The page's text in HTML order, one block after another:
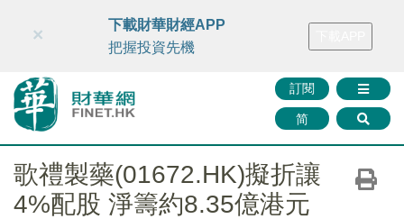
財華智庫網 FINTV FINMETA 財華證券 媒體矩陣
訂閱
简
×
下載財華財經APP
把握投資先機
歌禮製藥(01672.HK)擬折讓
4%配股 淨籌約8.35億港元